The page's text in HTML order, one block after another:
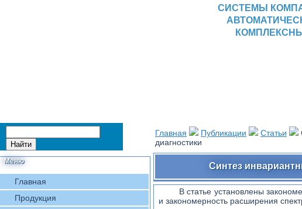
СИСТЕМЫ
Меню
Главная
Продукция
Главная Публикации Статьи
диагностики
Синтез
В статье установлены
и закономерность расширения